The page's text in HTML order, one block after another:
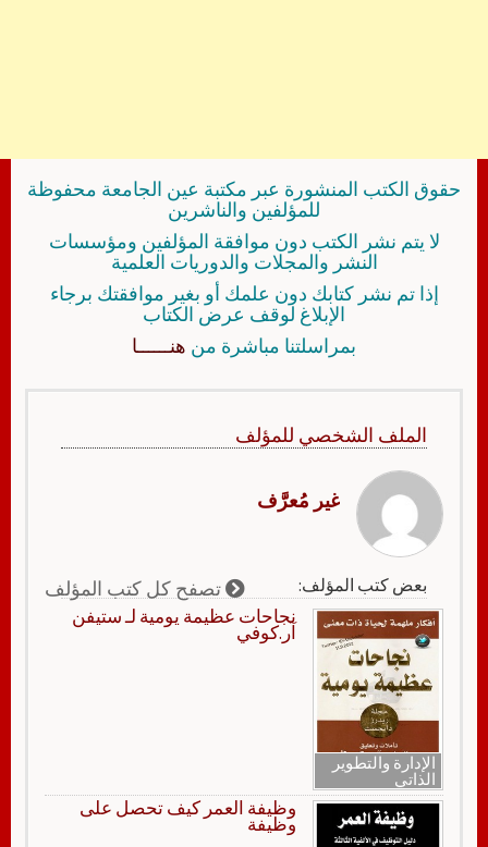
حقوق الكتب المنشورة عبر مكتبة عين الجامعة محفوظة
للمؤلفين والناشرين
لا يتم نشر الكتب دون موافقة المؤلفين ومؤسسات
النشر والمجلات والدوريات العلمية
إذا تم نشر كتابك دون علمك أو بغير موافقتك برجاء
الإبلاغ لوقف عرض الكتاب
بمراسلتنا مباشرة من هنــــــا
الملف الشخصي للمؤلف
غير مُعرَّف
بعض كتب المؤلف: تصفح كل كتب المؤلف
الإدارة والتطوير
الذاتي
نجاحات عظيمة يومية لـ ستيفن
آر.كوفي
وظيفة العمر كيف تحصل على
وظيفة